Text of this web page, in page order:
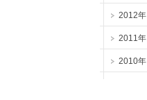
2012年
2011年
2010年